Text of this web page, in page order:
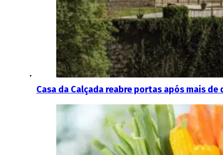
Casa da Calçada reabre portas após mais de